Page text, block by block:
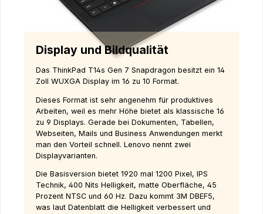
Display und Bildqualität
Das ThinkPad T14s Gen 7 Snapdragon besitzt ein 14
Zoll WUXGA Display im 16 zu 10 Format.
Dieses Format ist sehr angenehm für produktives
Arbeiten, weil es mehr Höhe bietet als klassische 16
zu 9 Displays. Gerade bei Dokumenten, Tabellen,
Webseiten, Mails und Business Anwendungen merkt
man den Vorteil schnell. Lenovo nennt zwei
Displayvarianten.
Die Basisversion bietet 1920 mal 1200 Pixel, IPS
Technik, 400 Nits Helligkeit, matte Oberfläche, 45
Prozent NTSC und 60 Hz. Dazu kommt 3M DBEF5,
was laut Datenblatt die Helligkeit verbessert und